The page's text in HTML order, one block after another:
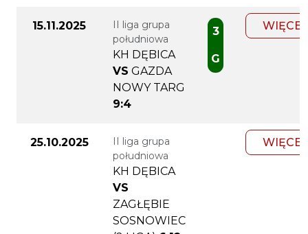
15.11.2025
II liga grupa
południowa
KH DĘBICA
VS GAZDA
NOWY TARG
9:4
3
G
WIĘCEJ
25.10.2025
II liga grupa
południowa
KH DĘBICA
VS
ZAGŁĘBIE
SOSNOWIEC
WIĘCEJ